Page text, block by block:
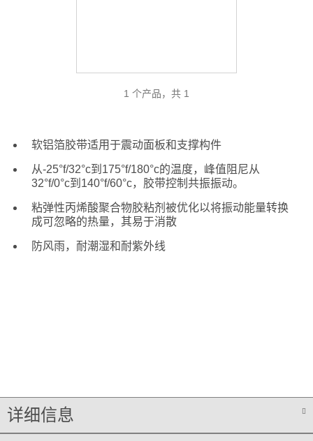
1 个产品，共 1
软铝箔胶带适用于震动面板和支撑构件
从-25°f/32°c到175°f/180°c的温度，峰值阻尼从
32°f/0°c到140°f/60°c，胶带控制共振振动。
粘弹性丙烯酸聚合物胶粘剂被优化以将振动能量转换
成可忽略的热量，其易于消散
防风雨，耐潮湿和耐紫外线
详细信息